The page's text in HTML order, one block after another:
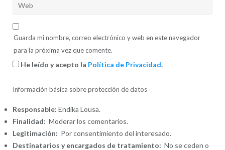
Guarda mi nombre, correo electrónico y web en este navegador
para la próxima vez que comente.
He leído y acepto la Política de Privacidad.
Información básica sobre protección de datos
Responsable: Endika Lousa.
Finalidad: Moderar los comentarios.
Legitimación: Por consentimiento del interesado.
Destinatarios y encargados de tratamiento: No se ceden o